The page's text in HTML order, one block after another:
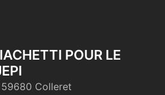
POUR LE
59680 Colleret